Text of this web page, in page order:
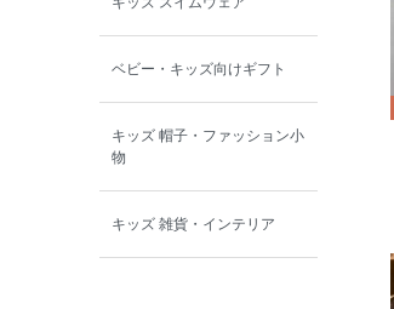
ベビー・キッズ向けギフト
キッズ 帽子・ファッション小
物
キッズ 雑貨・インテリア